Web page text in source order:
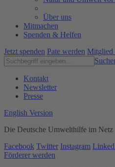
Über uns
Mitmachen
Spenden & Helfen
Jetzt spenden Pate werden Mitglied
Kontakt
Newsletter
Presse
English Version
Die Deutsche Umwelthilfe im Netz
Facebook Twitter Instagram
Förderer werden